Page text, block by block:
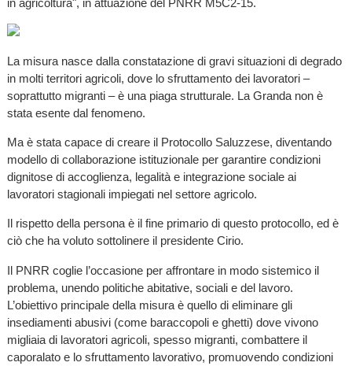
La misura nasce dalla constatazione di gravi situazioni di degrado
in molti territori agricoli, dove lo sfruttamento dei lavoratori –
soprattutto migranti – è una piaga strutturale. La Granda non è
stata esente dal fenomeno.
Ma è stata capace di creare il Protocollo Saluzzese, diventando
modello di collaborazione istituzionale per garantire condizioni
dignitose di accoglienza, legalità e integrazione sociale ai
lavoratori stagionali impiegati nel settore agricolo.
Il rispetto della persona è il fine primario di questo protocollo, ed è
ciò che ha voluto sottolinere il presidente Cirio.
Il PNRR coglie l’occasione per affrontare in modo sistemico il
problema, unendo politiche abitative, sociali e del lavoro.
L’obiettivo principale della misura è quello di eliminare gli
insediamenti abusivi (come baraccopoli e ghetti) dove vivono
migliaia di lavoratori agricoli, spesso migranti, combattere il
caporalato e lo sfruttamento lavorativo, promuovendo condizioni